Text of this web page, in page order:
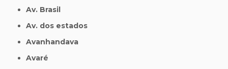
Av. Brasil
Av. dos estados
Avanhandava
Avaré